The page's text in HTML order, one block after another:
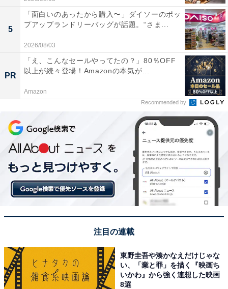
1位：八戸屋台村みろく横丁（八戸市）／88票
1位は八戸市の「八戸屋台村みろく横丁」が選ばれまし
た。八戸駅から中心街へとつながる小路に、個性豊かな
屋台がずらりと並びます。三陸の海の幸やせんべい汁な
ど、八戸ならではの味を隣り合った人同士で楽しむ屋台
文化が魅力。観光客からも高い支持を得る、青森を代表
する人気スポットです。
「飲み歩きが好きなので、みろく横丁はぜひとも行
きたいです」(30代女性／兵庫県)
5
「面白いのあったから購入〜」ダイソーのポッ
プアップランドリーバッグが話題。“さま...
2026/08/03
PR
「え、こんなセールやってたの？」80％OFF
以上が続々登場！Amazonの本気が...
Amazon
Recommended by
注目の連載
東野圭吾や湊かなえだけじゃな
い、「業と罪」を描く『映画ち
いかわ』から強く連想した映画
8選